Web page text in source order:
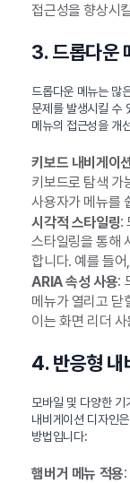
접근성을 향상시
3. 드롭다운
드롭다운 메뉴는 많
문제를 발생시킬 수
메뉴의 접근성을 개
키보드 내비게이
키보드로 탐색 가
사용자가 메뉴를
시각적 스타일링:
스타일링을 통해
합니다. 예를 들
ARIA 속성 사용:
메뉴가 열리고 닫
이는 화면 리더
4. 반응형 내
모바일 및 다양한 기
내비게이션 디자인
방법입니다:
햄버거 메뉴 적용